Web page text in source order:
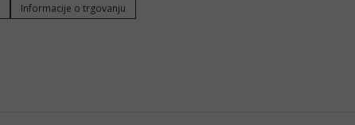
Informacije o trgovanju